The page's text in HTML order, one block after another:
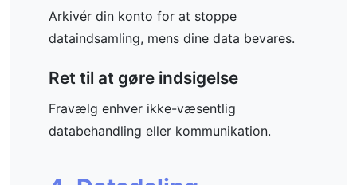
Arkivér din konto for at stoppe
dataindsamling, mens dine data bevares.
Ret til at gøre indsigelse
Fravælg enhver ikke-væsentlig
databehandling eller kommunikation.